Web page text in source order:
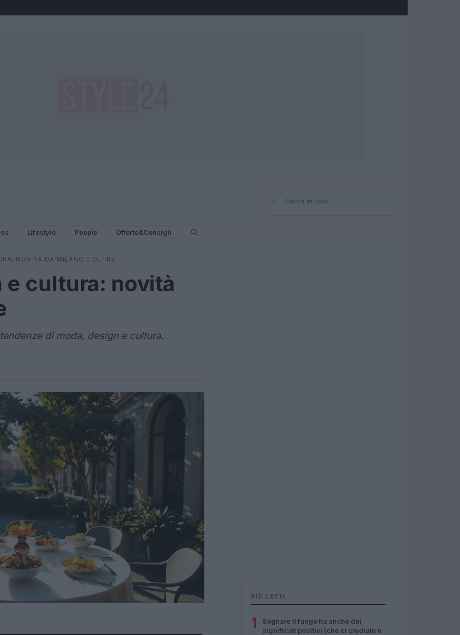
⌕Cerca
Lifestyle People Offerte&Consigli
NOVITÀ DA MILANO E OLTRE
e cultura: novità
di moda, design e cultura.
PIÙ LETTI
1
Sognare il fango ha anche dei
significati positivi (che ci crediate o